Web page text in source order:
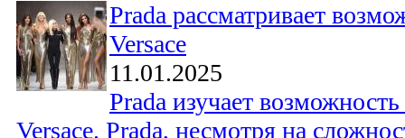
Prada рассматривает
Versace
11.01.2025
Prada изучает
Versace. Prada, несмотря на